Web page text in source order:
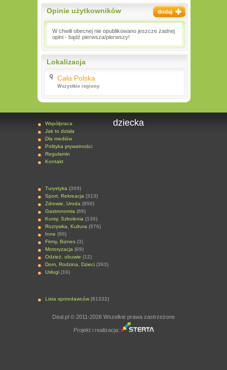
Opinie użytkowników
W chwili obecnej nie opublikowano jeszcze żadnej
opini - bądź pierwsza/pierwszy!
Lokalizacja
Cała Polska
Wszystkie regiony
Współpraca
Jak to działa
Dla mediów
Polityka prywatności
Regulamin
Kontakt
Turystyka (309)
Sport, Rekreacja (313)
Zdrowie, Uroda (850)
Gastronomia (88)
Kursy, Szkolenia (130)
Rozrywka, Kultura (976)
Inne (90)
Firmy, Biznes (3)
Motoryzacja (69)
Odzież, obuwie (12)
Dom, Rodzina, Dzieci (363)
Usługi (16)
Lista sprzedawców (81332)
dziecka
Deal.pl © 2011-2026 Wszelkie prawa zastrzeżone
Projekt i realizacja: